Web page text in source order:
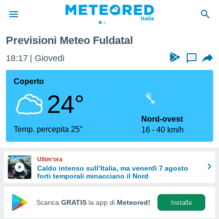
di
per
le
di
Web
Previsioni Meteo Fuldatal
18:17 Giovedi ...
Coperto
24°
Temp. percepita 25°
Nord-ovest
16
40 km/h
Ultim’ora
Caldo intenso sull’Italia, ma venerdì 7 agosto
forti temporali minacciano il Nord
Scarica GRATIS la app di Meteored! Installa